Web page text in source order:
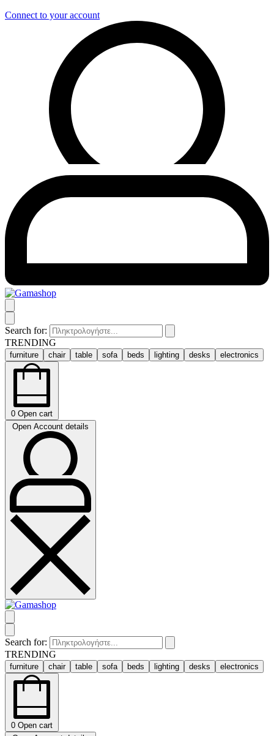
Connect to your account
Search for:
TRENDING
furniture chair table sofa beds lighting desks electronics
0 Open cart
Open Account details
Search for:
TRENDING
furniture chair table sofa beds lighting desks electronics
0 Open cart